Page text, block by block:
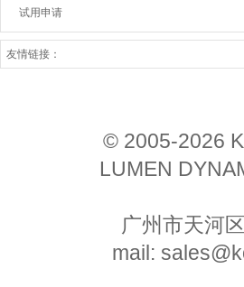
试用申请
友情链接：
© 2005-2026
LUMEN
广州市天河
mail: